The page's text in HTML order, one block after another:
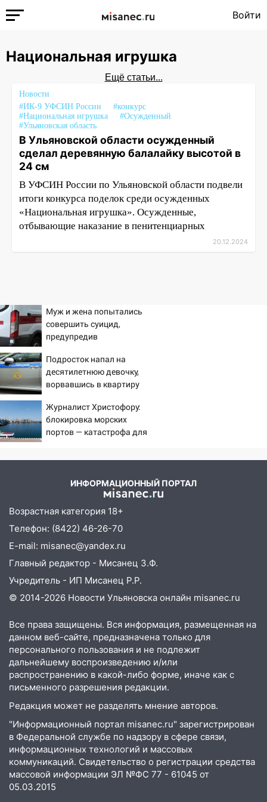
Войти
Национальная игрушка
Ещё статьи...
Новости
#ИК-9 УФСИН России
#конкурс
#Национальная игрушка
#Осужденный
#Ульяновская область
В Ульяновской области осужденный
сделал деревянную балалайку высотой в
24 см
В УФСИН России по Ульяновской области подвели
итоги конкурса поделок среди осужденных
«Национальная игрушка». Осужденные,
отбывающие наказание в пенитенциарных
20.12.2024
Муж и жена попытались
совершить суицид,
предупредив
Подросток напал на
десятилетнюю девочку,
ворвавшись в квартиру
Журналист Христофору:
блокировка морских
портов — катастрофа для
ИНФОРМАЦИОННЫЙ ПОРТАЛ
Возрастная категория 18+
Телефон: (8422) 46-26-70
E-mail: misanec@yandex.ru
Главный редактор - Мисанец З.Ф.
Учредитель - ИП Мисанец Р.Р.
© 2014-2026 Новости Ульяновска онлайн misanec.ru
Все права защищены. Вся информация, размещенная на
данном веб-сайте, предназначена только для
персонального пользования и не подлежит
дальнейшему воспроизведению и/или
распространению в какой-либо форме, иначе как с
письменного разрешения редакции.
Редакция может не разделять мнение авторов.
"Информационный портал misanec.ru" зарегистрирован
в Федеральной службе по надзору в сфере связи,
информационных технологий и массовых
коммуникаций. Свидетельство о регистрации средства
массовой информации ЭЛ №ФС 77 - 61045 от
05.03.2015